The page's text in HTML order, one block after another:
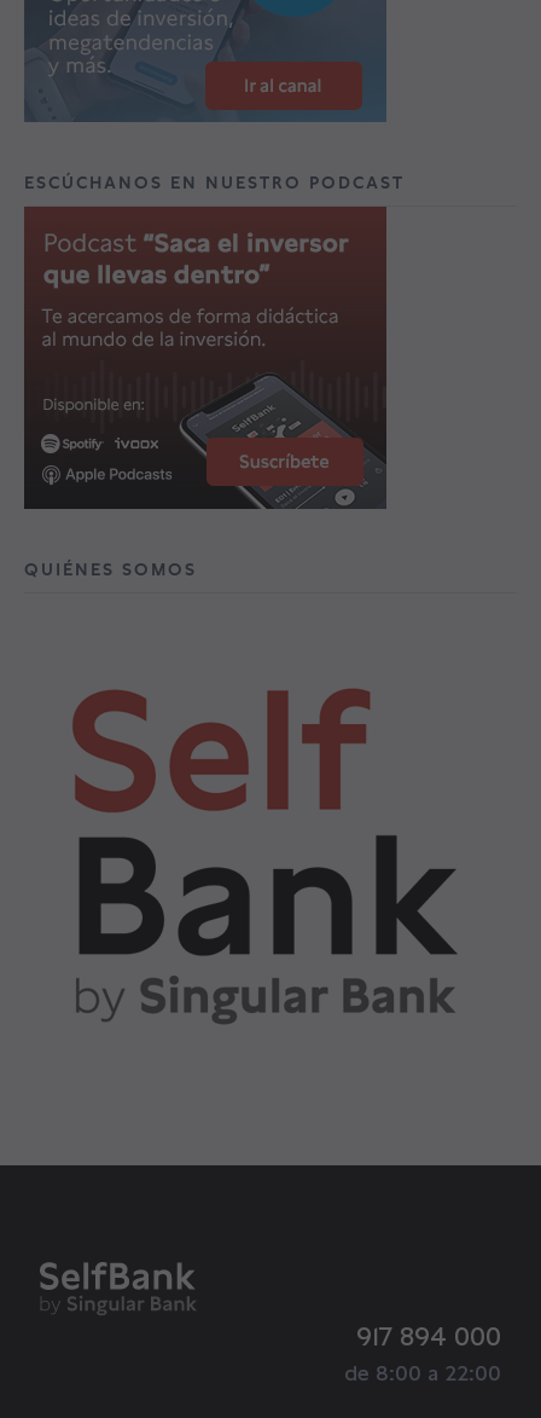
ESCÚCHANOS EN NUESTRO PODCAST
QUIÉNES SOMOS
917 894 000
de 8:00 a 22:00